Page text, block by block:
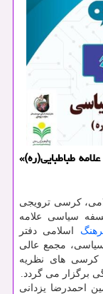
طباطبایی(ره)»
کرسی ترویجی
سیاسی علامه
اسلامی دفتر
مجمع عالی
کرسی های نظریه
برگزار می گردد.
احمدرضا یزدانی